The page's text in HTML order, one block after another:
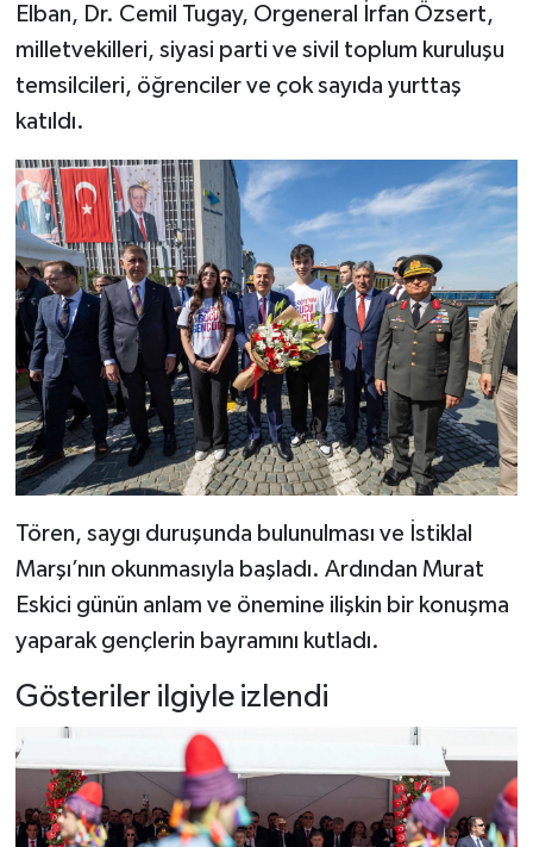
Elban, Dr. Cemil Tugay, Orgeneral İrfan Özsert,
milletvekilleri, siyasi parti ve sivil toplum kuruluşu
temsilcileri, öğrenciler ve çok sayıda yurttaş
katıldı.
Tören, saygı duruşunda bulunulması ve İstiklal
Marşı’nın okunmasıyla başladı. Ardından Murat
Eskici günün anlam ve önemine ilişkin bir konuşma
yaparak gençlerin bayramını kutladı.
Gösteriler ilgiyle izlendi